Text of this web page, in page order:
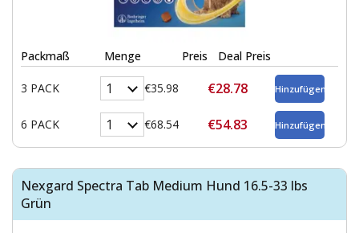
Packmaß Menge Preis Deal Preis
3 PACK €35.98 €28.78
6 PACK €68.54 €54.83
Nexgard Spectra Tab Medium Hund 16.5-33 lbs
Grün